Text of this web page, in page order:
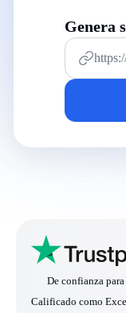
Genera
De confianza
Calificado como